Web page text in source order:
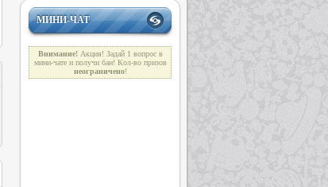
МИНИ-ЧАТ
Внимание!Акция! Задай 1 вопрос в
мини-чате и получи бан! Кол-во призов
неограничено!